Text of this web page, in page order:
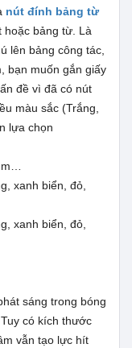
nút đính bảng từ
hoặc bảng từ. Là
lên bảng công tác,
bạn muốn gắn giấy
đề vì đã có nút
màu sắc (Trắng,
lựa chọn
xanh biển, đỏ,
xanh biển, đỏ,
sáng trong bóng
có kích thước
vẫn tạo lực hít